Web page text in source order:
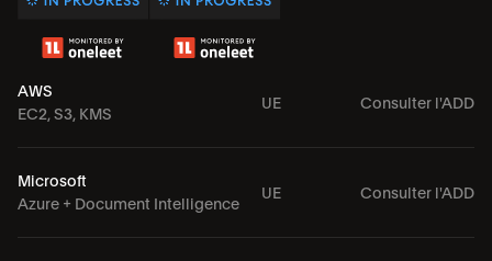
AWS
EC2, S3, KMS
UE Consulter l'ADD
Microsoft
Azure + Document Intelligence
UE Consulter l'ADD